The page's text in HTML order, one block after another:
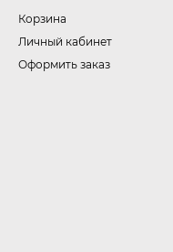
Корзина
Личный кабинет
Оформить заказ